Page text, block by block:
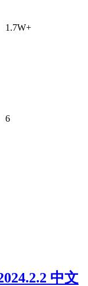
1.7W+
6
中文